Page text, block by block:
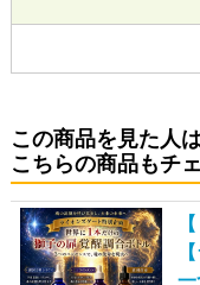
この商品を見た人は
こちらの商品もチ
一